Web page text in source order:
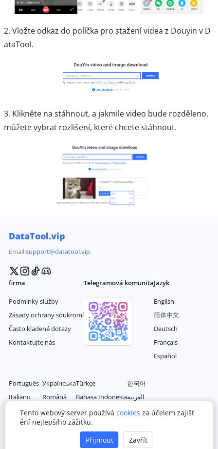
2. Vložte odkaz do políčka pro stažení videa z Douyin v D
ataTool.
3. Klikněte na stáhnout, a jakmile video bude rozděleno,
můžete vybrat rozlišení, které chcete stáhnout.
DataTool.vip
Email:support@datatool.vip
firma
Podmínky služby
Zásady ochrany soukromí
Často kladené dotazy
Kontaktujte nás
Telegramová komunitaJazyk
English
简体中文
Deutsch
Français
Español
Português
Italiano
Nederlands
Polski
Українська
Română
Magyar
Ελληνικά
Türkçe
Bahasa Indonesia
Filipino
ไทย
tiếng Việt
한국어
العربية
日本语
Tento webový server používácookiesza účelem zajišt
ění nejlepšího zážitku.
Přijmout
Zavřít